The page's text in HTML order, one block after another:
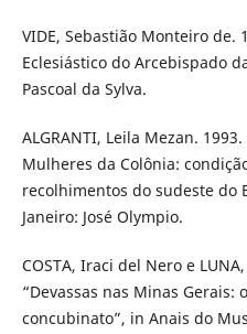
VIDE, Sebastião Monteiro
Eclesiástico do Arcebispado
Pascoal da Sylva.
ALGRANTI, Leila Mezan.
Mulheres da Colônia:
recolhimentos do sudeste do
Janeiro: José Olympio.
COSTA, Iraci del Nero e
“Devassas nas Minas Gerais:
concubinato”, in Anais do